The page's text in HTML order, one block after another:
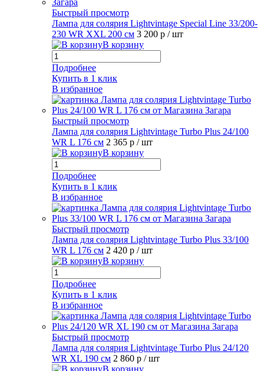
Быстрый просмотр
Лампа для солярия Lightvintage Special Line 33/200-
230 WR XXL 200 см 3 200 р / шт
В корзину
Подробнее
Купить в 1 клик
В избранное
Быстрый просмотр
Лампа для солярия Lightvintage Turbo Plus 24/100
WR L 176 см 2 365 р / шт
В корзину
Подробнее
Купить в 1 клик
В избранное
Быстрый просмотр
Лампа для солярия Lightvintage Turbo Plus 33/100
WR L 176 см 2 420 р / шт
В корзину
Подробнее
Купить в 1 клик
В избранное
Быстрый просмотр
Лампа для солярия Lightvintage Turbo Plus 24/120
WR XL 190 см 2 860 р / шт
В корзину